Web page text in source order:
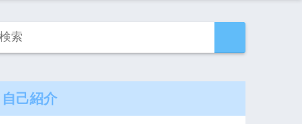
自己紹介